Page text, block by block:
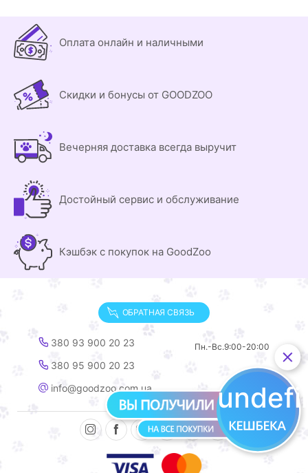
Оплата онлайн и наличными
Скидки и бонусы от GOODZOO
Вечерняя доставка всегда выручит
Достойный сервис и обслуживание
Кэшбэк с покупок на GoodZoo
ОБРАТНАЯ СВЯЗЬ
380 93 900 20 23
380 95 900 20 23
info@goodzoo.com.ua
Пн.-Вс.9:00-20:00